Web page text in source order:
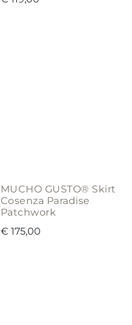
MUCHO GUSTO® Skirt
Cosenza Paradise
Patchwork
€ 175,00